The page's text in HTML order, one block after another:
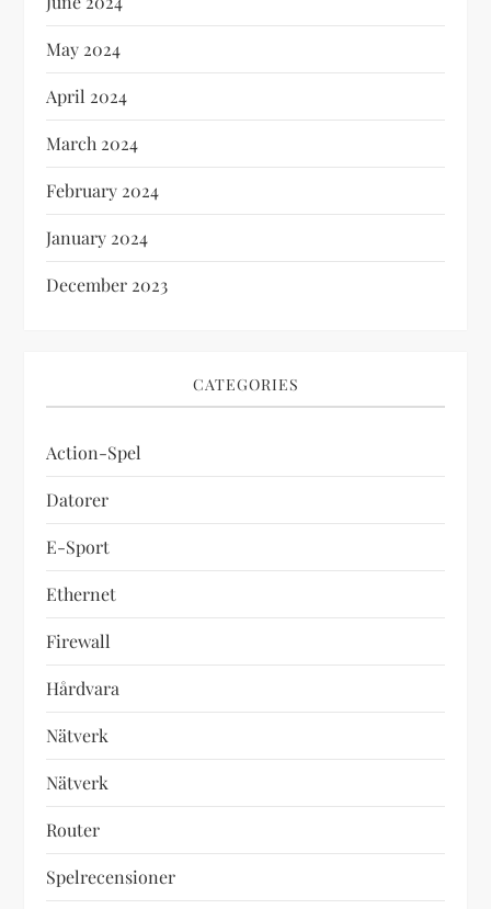
May 2024
April 2024
March 2024
February 2024
January 2024
December 2023
CATEGORIES
Action-Spel
Datorer
E-Sport
Ethernet
Firewall
Hårdvara
Nätverk
Nätverk
Router
Spelrecensioner